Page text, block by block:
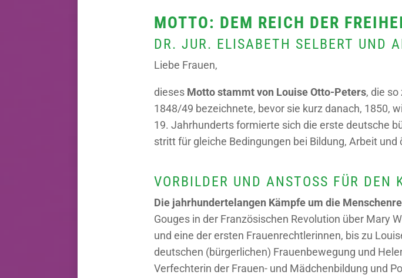
MOTTO: DEM REICH DER
DR. JUR. ELISABETH SELBERT UND
Liebe Frauen,
dieses Motto stammt von Louise Otto-Peters, die
1848/49 bezeichnete, bevor sie kurz danach, 1850,
19. Jahrhunderts formierte sich die erste deutsche
stritt für gleiche Bedingungen bei Bildung, Arbeit
VORBILDER UND ANSTOSS FÜR DEN
Die jahrhundertelangen Kämpfe um die
Gouges in der Französischen Revolution über Mary
und eine der ersten Frauenrechtlerinnen, bis zu
deutschen (bürgerlichen) Frauenbewegung und
Verfechterin der Frauen- und Mädchenbildung und